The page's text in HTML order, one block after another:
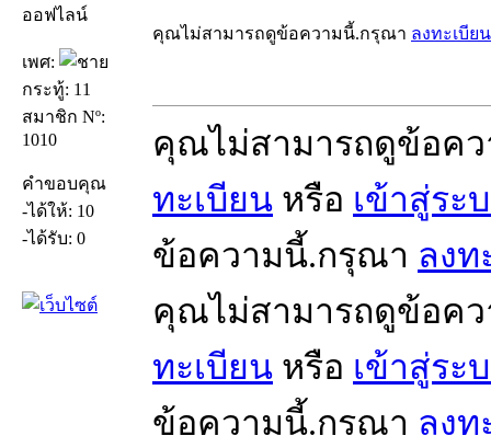
ออฟไลน์
เพศ:
กระทู้: 11
สมาชิก Nº:
1010
คำขอบคุณ
-ได้ให้: 10
-ได้รับ: 0
คุณไม่สามารถดูข้อความนี้.กรุณา ลงทะเบียน
คุณไม่สามารถดูข้อค
ทะเบียน หรือ เข้าสู่ระ
ข้อความนี้.กรุณา ลงท
คุณไม่สามารถดูข้อค
ทะเบียน หรือ เข้าสู่ระ
ข้อความนี้.กรุณา ลงท